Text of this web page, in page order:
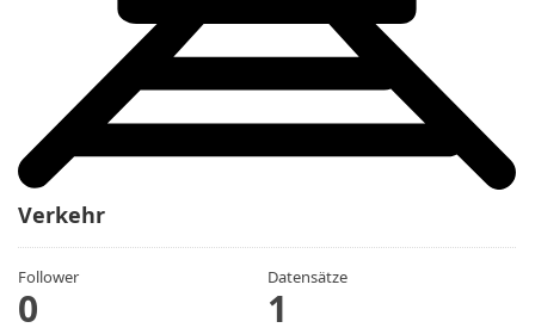
Verkehr
Follower
0
Datensätze
1